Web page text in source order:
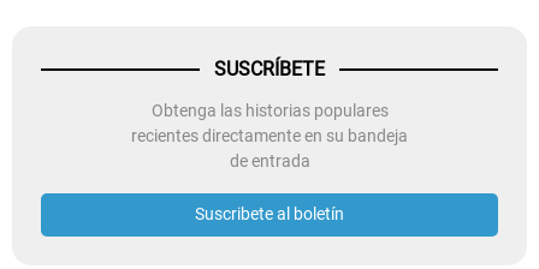
SUSCRÍBETE
Obtenga las historias populares
recientes directamente en su bandeja
de entrada
Suscribete al boletín